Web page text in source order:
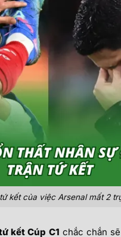
kết của việc Arsenal mất 2
kết Cúp C1 chắc chắn